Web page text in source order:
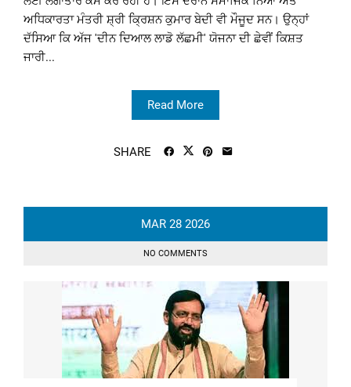
ਅਧਿਕਾਰਤਾ ਮੰਤਰੀ ਸ਼੍ਰੀ ਕ੍ਰਿਸ਼ਨ ਕੁਮਾਰ ਬੇਦੀ ਵੀ ਮੌਜੂਦ ਸਨ। ਉਨ੍ਹਾਂ
ਦੱਸਿਆ ਕਿ ਅੱਜ 'ਦੀਨ ਦਿਆਲ ਲਾਡੋ ਲੱਛਮੀ' ਯੋਜਨਾ ਦੀ ਛੇਵੀਂ ਕਿਸ਼ਤ
ਜਾਰੀ...
Read More
SHARE
MAR 28 2026
NO COMMENTS